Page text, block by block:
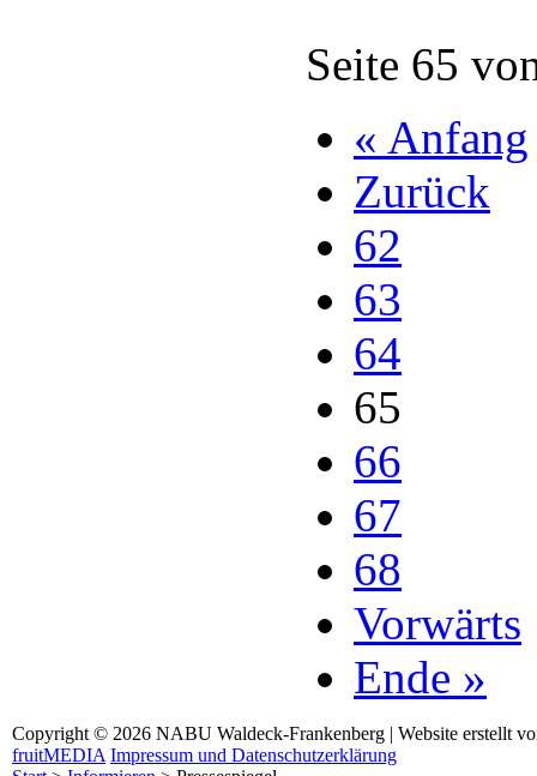
Seite 65
« Anfang
Zurück
62
63
64
65
66
67
68
Vorwärts
Ende »
Copyright © 2026 NABU Waldeck-Frankenberg | Website erstellt
fruitMEDIA Impressum und Datenschutzerklärung